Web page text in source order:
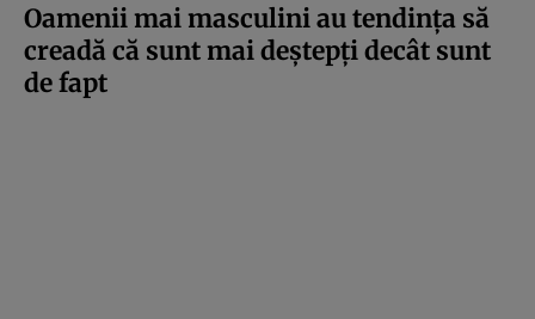
Oamenii mai masculini au tendința să
creadă că sunt mai deștepți decât sunt
de fapt